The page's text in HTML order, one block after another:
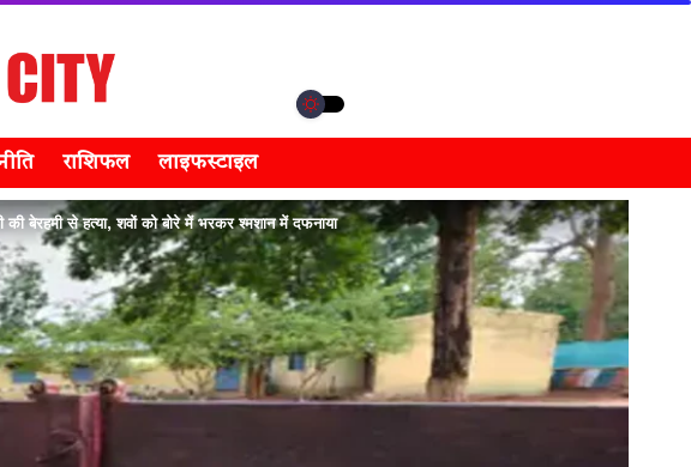
राशिफल लाइफस्टाइल
बेरहमी से हत्या, शवों को बोरे में भरकर श्मशान में दफनाया